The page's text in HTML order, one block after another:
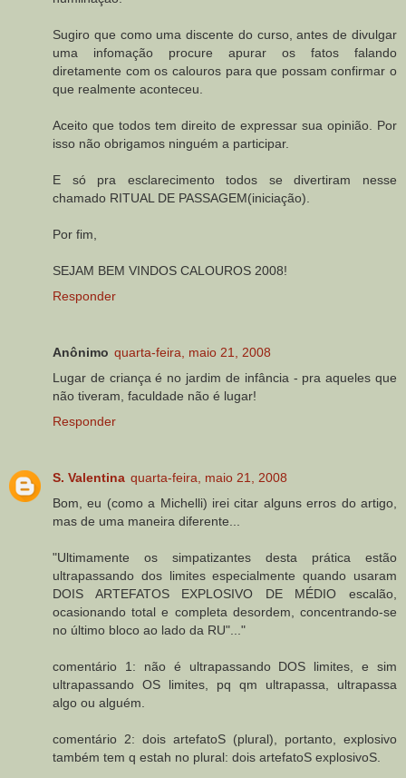
Sugiro que como uma discente do curso, antes de divulgar
uma infomação procure apurar os fatos falando
diretamente com os calouros para que possam confirmar o
que realmente aconteceu.
Aceito que todos tem direito de expressar sua opinião. Por
isso não obrigamos ninguém a participar.
E só pra esclarecimento todos se divertiram nesse
chamado RITUAL DE PASSAGEM(iniciação).
Por fim,
SEJAM BEM VINDOS CALOUROS 2008!
Responder
Anônimo quarta-feira, maio 21, 2008
Lugar de criança é no jardim de infância - pra aqueles que
não tiveram, faculdade não é lugar!
Responder
S. Valentina quarta-feira, maio 21, 2008
Bom, eu (como a Michelli) irei citar alguns erros do artigo,
mas de uma maneira diferente...
"Ultimamente os simpatizantes desta prática estão
ultrapassando dos limites especialmente quando usaram
DOIS ARTEFATOS EXPLOSIVO DE MÉDIO escalão,
ocasionando total e completa desordem, concentrando-se
no último bloco ao lado da RU"..."
comentário 1: não é ultrapassando DOS limites, e sim
ultrapassando OS limites, pq qm ultrapassa, ultrapassa
algo ou alguém.
comentário 2: dois artefatoS (plural), portanto, explosivo
também tem q estah no plural: dois artefatoS explosivoS.